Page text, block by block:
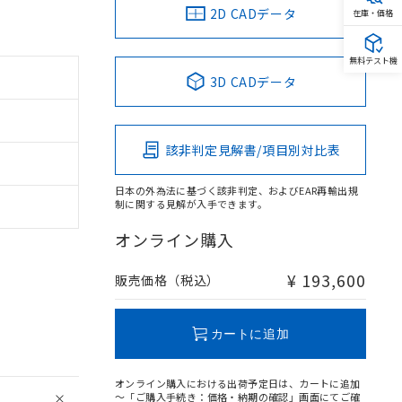
2D CADデータ
3D CADデータ
該非判定見解書/項目別対比表
日本の外為法に基づく該非判定、およびEAR再輸出規
制に関する見解が入手できます。
オンライン購入
販売価格（税込） ¥ 193,600
カートに追加
オンライン購入における出荷予定日は、カートに追加
～「ご購入手続き：価格・納期の確認」画面にてご確
在庫・価格
無料テスト機